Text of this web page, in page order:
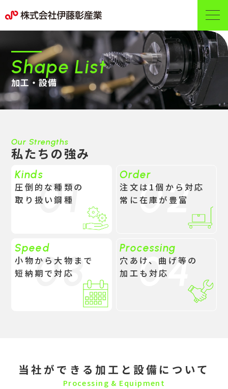
Shape List
加工・設備
Our Strengths
私たちの強み
01
Kinds
圧倒的な種類の
取り扱い鋼種
02
Order
注文は1個から対応
常に在庫が豊富
03
Speed
小物から大物まで
短納期で対応
04
Processing
穴あけ、曲げ等の
加工も対応
当社ができる加工と設備について
Processing & Equipment